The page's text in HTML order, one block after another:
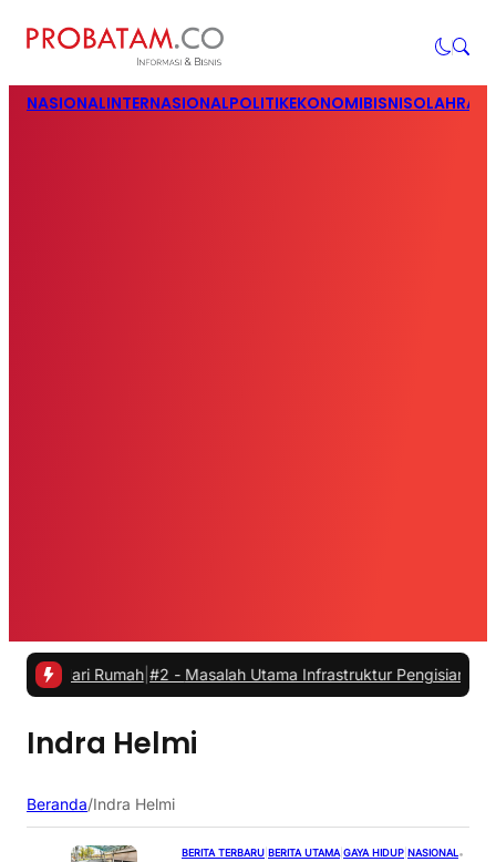
NASIONALINTERNASIONALPOLITIKEKONOMIBISNIS
Rumah|#2 -Masalah Utama Infrastruktur Pengisian Daya
Indra Helmi
Beranda/Indra Helmi
BERITA TERBARU BERITA UTAMA GAYA HIDUP NASIONAL•